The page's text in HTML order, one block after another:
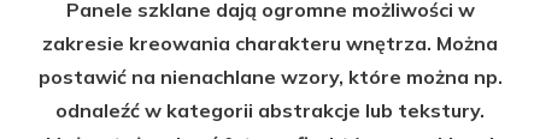
Panele szklane dają ogromne możliwości w
zakresie kreowania charakteru wnętrza. Można
postawić na nienachlane wzory, które można np.
odnaleźć w kategorii abstrakcje lub tekstury.